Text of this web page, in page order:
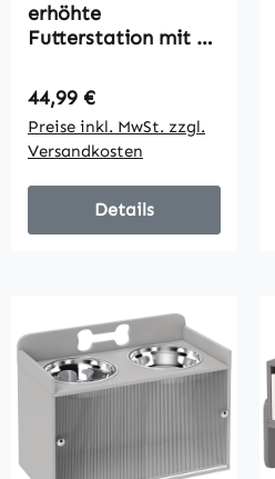
erhöhte
Futterstation mit 2
und 44 L Stauraum,
Magnettüren, für
große Hunde, Grau
Regulärer Preis:
44,99 €
Preise inkl. MwSt. zzgl.
Versandkosten
Details